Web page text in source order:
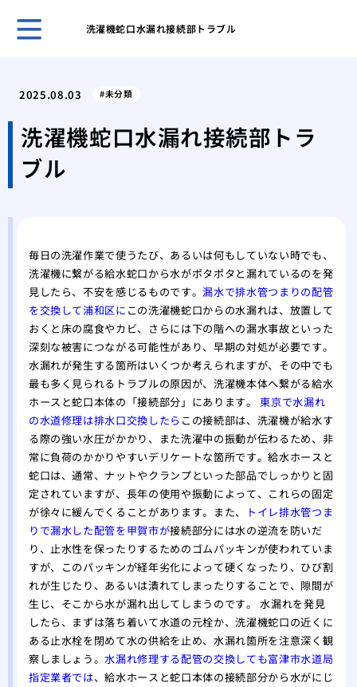
洗濯機蛇口水漏れ接続部トラブル
タ
鍵
2025.08.03 未分類
洗濯機蛇口水漏れ接続部トラ
ブル
毎日の洗濯作業で使うたび、あるいは何もしていない時でも、
洗濯機に繋がる給水蛇口から水がポタポタと漏れているのを発
見したら、不安を感じるものです。漏水で排水管つまりの配管
を交換して浦和区に この洗濯機蛇口からの水漏れは、放置して
おくと床の腐食やカビ、さらには下の階への漏水事故といった
深刻な被害につながる可能性があり、早期の対処が必要です。
水漏れが発生する箇所はいくつか考えられますが、その中でも
最も多く見られるトラブルの原因が、洗濯機本体へ繋がる給水
ホースと蛇口本体の「接続部分」にあります。東京で水漏れ
の水道修理は排水口交換したら この接続部は、洗濯機が給水す
る際の強い水圧がかかり、また洗濯中の振動が伝わるため、非
常に負荷のかかりやすいデリケートな箇所です。給水ホースと
蛇口は、通常、ナットやクランプといった部品でしっかりと固
定されていますが、長年の使用や振動によって、これらの固定
が徐々に緩んでくることがあります。また、
トイレ排水管つま
りで漏水した配管を甲賀市が接続部分には水の逆流を防いだ
り、止水性を保ったりするためのゴムパッキンが使われていま
すが、このパッキンが経年劣化によって硬くなったり、ひび割
れが生じたり、あるいは潰れてしまったりすることで、隙間が
生じ、そこから水が漏れ出してしまうのです。 水漏れを発見
したら、まずは落ち着いて水道の元栓か、洗濯機蛇口の近くに
ある止水栓を閉めて水の供給を止め、水漏れ箇所を注意深く観
察しましょう。水漏れ修理する配管の交換しても富津市水道局
指定業者では、給水ホースと蛇口本体の接続部分から水がにじ